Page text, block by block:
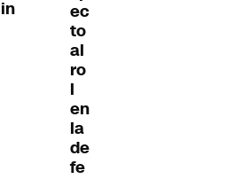
in
ec
to
al
ro
l
en
la
de
fe